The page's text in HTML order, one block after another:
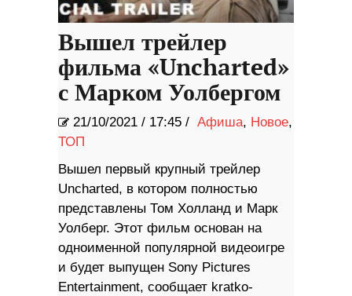
Вышел трейлер
фильма «Uncharted»
с Марком Уолбергом
21/10/2021 / 17:45 / Афиша, Новое,
ТОП
Вышел первый крупный трейлер
Uncharted, в котором полностью
представлены Том Холланд и Марк
Уолберг. Этот фильм основан на
одноименной популярной видеоигре
и будет выпущен Sony Pictures
Entertainment, сообщает kratko-